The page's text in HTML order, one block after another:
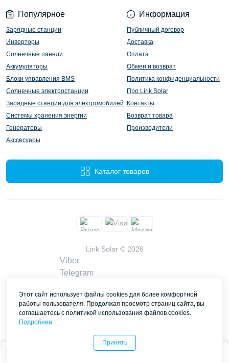
0
Популярное
Зарядные станции
Инверторы
Солнечные панели
Аккумуляторы
Блоки управления BMS
Солнечные электростанции
Зарядные станции для электромобилей
Системы хранения энергии
Генераторы
Акссесуары
Информация
Публичный договор
Доставка
Оплата
Обмен и возврат
Политика конфиденциальности
Про Lirik Solar
Контакты
Возврат товара
Производители
Каталог товаров
Lirik Solar © 2026
Viber
Telegram
liriksolarcompany@gmail.com
Заказать звонок
Этот сайт использует файлы cookies для более комфортной
работы пользователя. Продолжая просмотр страниц сайта, вы
соглашаетесь с политикой использования файлов cookies.
Подробнее
Принять